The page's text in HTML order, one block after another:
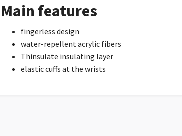
Main features
fingerless design
water-repellent acrylic fibers
Thinsulate insulating layer
elastic cuffs at the wrists